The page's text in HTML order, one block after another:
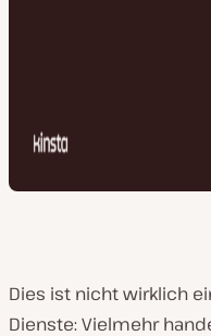
Dies ist nicht wirklich
Dienste: Vielmehr